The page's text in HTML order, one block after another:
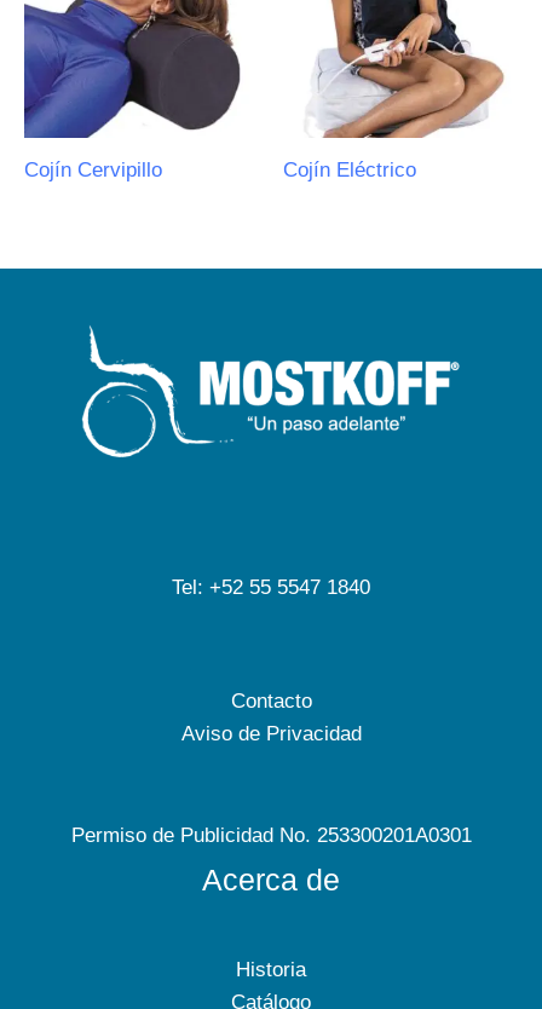
Cojín Cervipillo Cojín Eléctrico
Tel: +52 55 5547 1840
Contacto
Aviso de Privacidad
Permiso de Publicidad No. 253300201A0301
Acerca de
Historia
Catálogo